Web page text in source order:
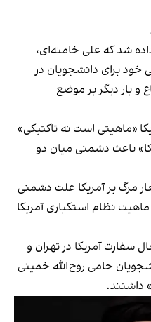
شد که علی خامنه‌ای،
خود برای دانشجویان در
و بار دیگر بر موضع
«ماهیتی است نه تاکتیکی»
باعث دشمنی میان دو
مرگ بر آمریکا علت دشمنی
نظام استکباری آمریکا
سفارت آمریکا در تهران و
حامی روح‌الله خمینی
داشتند.